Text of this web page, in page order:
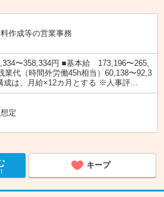
作成等の営業事務
〜358,334円 ■基本給 173,196〜265,
業代（時間外労働45h相当）60,138〜92,3
は、月給×12カ月とする ※人事評...
定
キープ